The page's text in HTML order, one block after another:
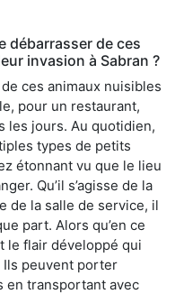
débarrasser de ces
invasion à Sabran ?
ces animaux nuisibles
pour un restaurant,
les jours. Au quotidien,
types de petits
étonnant vu que le lieu
Qu’il s’agisse de la
de la salle de service, il
part. Alors qu’en ce
le flair développé qui
peuvent porter
en transportant avec